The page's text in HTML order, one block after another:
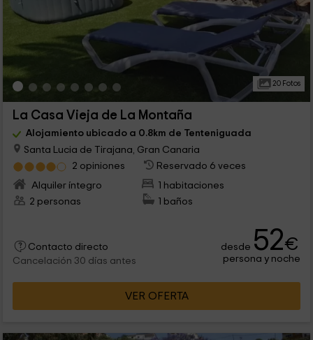
20 Fotos
La Casa Vieja de La Montaña
Alojamiento ubicado a 0.8km de Tenteniguada
Santa Lucia de Tirajana, Gran Canaria
2 opiniones
Reservado 6 veces
Alquiler íntegro
1 habitaciones
2 personas
1 baños
Contacto directo
Cancelación 30 días antes
desde 52€
persona y noche
VER OFERTA